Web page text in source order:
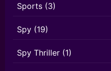
Sports (3)
Spy (19)
Spy Thriller (1)